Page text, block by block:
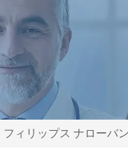
フィリップス ナローバ